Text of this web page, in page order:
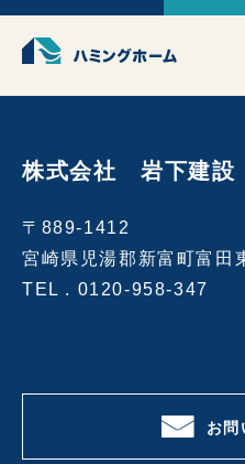
株式会社 岩下建設
〒889-1412
宮崎県児湯郡新富町富田
TEL . 0120-958-347
お問